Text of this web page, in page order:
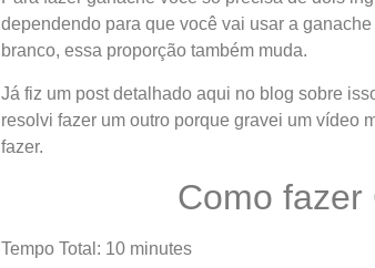
dependendo para que você vai usar a
branco, essa proporção também muda.
Já fiz um post detalhado aqui no blog sobre
resolvi fazer um outro porque gravei um vídeo
fazer.
Como fazer
Tempo Total: 10 minutes